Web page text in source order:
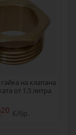
на клапана
от 1,5 литра
20 €/бр.